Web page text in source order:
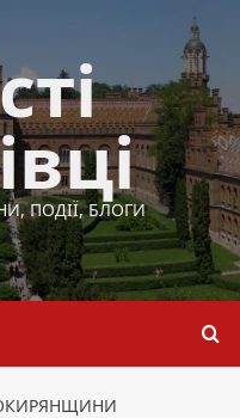
ПОДІЇ, БЛОГИ